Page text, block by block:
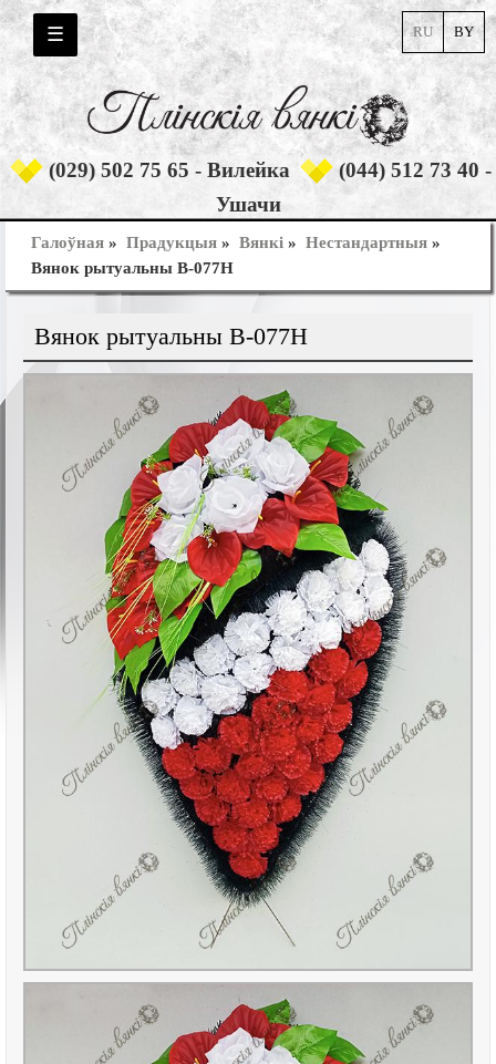
(029) 502 75 65 - Вилейка
(044) 512 73 40 -
Ушачи
RU BY
☰
Галоўная » Прадукцыя » Вянкi » Нестандартныя »
Вянок рытуальны В-077Н
Вянок рытуальны В-077Н